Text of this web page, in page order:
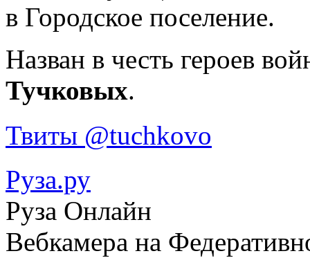
в Городское поселение.
Назван в честь героев
Тучковых.
Твиты @tuchkovo
Руза.ру
Руза Онлайн
Вебкамера на